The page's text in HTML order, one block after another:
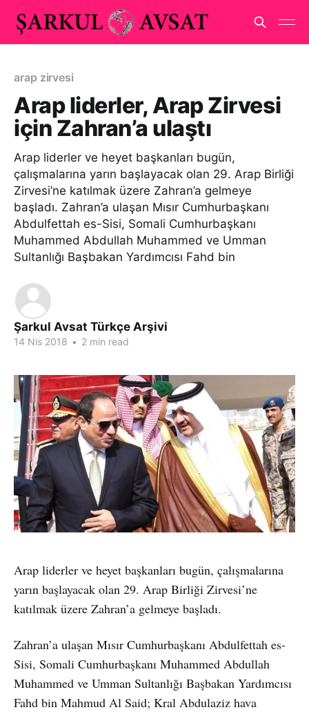
arap zirvesi
Arap liderler, Arap Zirvesi
için Zahran’a ulaştı
Arap liderler ve heyet başkanları bugün,
çalışmalarına yarın başlayacak olan 29. Arap Birliği
Zirvesi’ne katılmak üzere Zahran’a gelmeye
başladı. Zahran’a ulaşan Mısır Cumhurbaşkanı
Abdulfettah es-Sisi, Somali Cumhurbaşkanı
Muhammed Abdullah Muhammed ve Umman
Sultanlığı Başbakan Yardımcısı Fahd bin
Şarkul Avsat Türkçe Arşivi
14 Nis 2018 • 2 min read
Arap liderler ve heyet başkanları bugün, çalışmalarına
yarın başlayacak olan 29. Arap Birliği Zirvesi’ne
katılmak üzere Zahran’a gelmeye başladı.
Zahran’a ulaşan Mısır Cumhurbaşkanı Abdulfettah es-
Sisi, Somali Cumhurbaşkanı Muhammed Abdullah
Muhammed ve Umman Sultanlığı Başbakan Yardımcısı
Fahd bin Mahmud Al Said; Kral Abdulaziz hava